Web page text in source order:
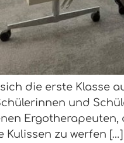
die erste Klasse
und
zu werfen […]